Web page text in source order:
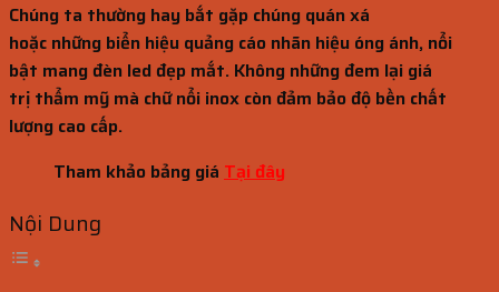
Chúng ta thường hay bắt gặp chúng quán xá
hoặc những biển hiệu quảng cáo nhãn hiệu óng ánh, nổi
bật mangđèn led đẹp mắt. Không nhữngđem lại giá
trị thẩm mỹ mà chữ nổi inox còn đảm bảo độ bền chất
lượng cao cấp.
Tham khảo bảng giá Tại đây
Nội Dung